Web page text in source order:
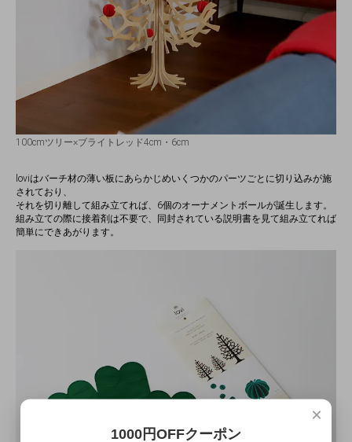
100cmツリー×ブライトレッド4cm・6cm
loviはバーチ材の薄い板にあらかじめいくつかのパーツごとに切り込みが施
されており、
それを切り離して組み立てれば、6個のオーナメントボールが誕生します。
組み立ての際に接着剤は不要で、同封されている説明書を見て組み立てれば
簡単にできあがります。
×
1000円OFFクーポン